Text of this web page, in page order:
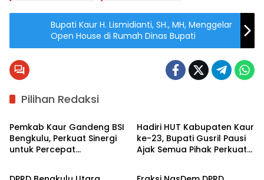
Bupati Kaur H. Lismidianti, SH., MH, Menggelar
Open House di Rumah Dinas Bupati
Pilihan Redaksi
Advertorial
Pemkab Kaur Gandeng BSI
Bengkulu, Perkuat Sinergi
untuk Percepat
Hadiri HUT Kabupaten Kaur
ke-23, Bupati Gusril Pausi
Ajak Semua Pihak Perkuat
Advertorial Advertorial